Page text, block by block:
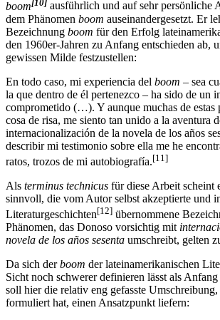
boom
ausführlich und auf sehr persönliche
dem Phänomen boom auseinandergesetzt. Er
Bezeichnung boom für den Erfolg
den 1960er-Jahren zu Anfang entschieden ab,
gewissen Milde festzustellen:
En todo caso, mi experiencia del boom – sea
la que dentro de él pertenezco – ha sido de un
comprometido (…). Y aunque muchas de estas
cosa de risa, me siento tan unido a la aventura
internacionalización de la novela de los años
describir mi testimonio sobre ella me he
ratos, trozos de mi autobiografía.[11]
Als terminus technicus für diese Arbeit scheint
sinnvoll, die vom Autor selbst akzeptierte und
Literaturgeschichten[12] übernommene
Phänomen, das Donoso vorsichtig mit
novela de los años sesenta umschreibt, gelten
Da sich derboom der lateinamerikanischen
Sicht noch schwerer definieren lässt als Anfang
soll hier die relativ eng gefasste
formuliert hat, einen Ansatzpunkt liefern: